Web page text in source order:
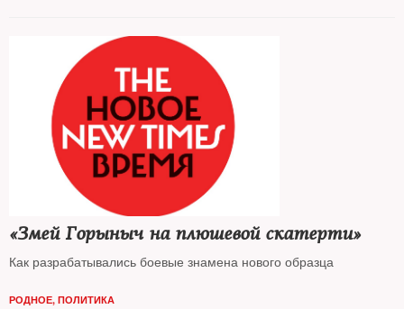
«Змей Горыныч на плюшевой скатерти»
Как разрабатывались боевые знамена нового образца
РОДНОЕ, ПОЛИТИКА